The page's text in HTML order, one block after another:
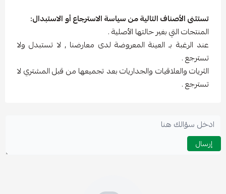
تستثنى الأصناف التالية من سياسة الاسترجاع أو الاستبدال:
المنتجات التي بغير حالتها الأصلية .
عند الرغبة بـ العينة المعروضة لدى معارضنا , لا تستبدل ولا
تسترجع .
الثريات والعلاقيات والجداريات بعد تجميعها من قبل المشتري لا
تسترجع .
إرسال